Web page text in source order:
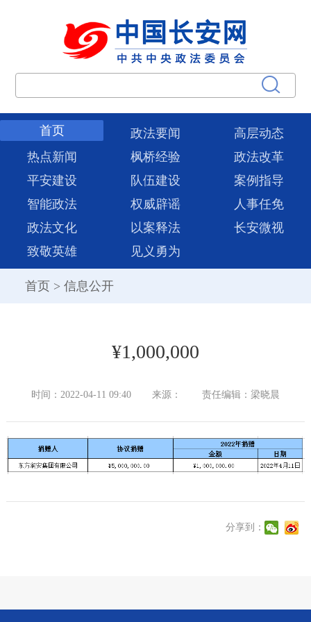
首页 政法要闻
高层动态
热点新闻
枫桥经验
政法改革
平安建设
队伍建设
案例指导
智能政法
权威辟谣
人事任免
政法文化
以案释法
长安微视
致敬英雄
见义勇为
首页 > 信息公开
¥1,000,000
时间：2022-04-11 09:40 来源： 责任编辑：梁晓晨
分享到：